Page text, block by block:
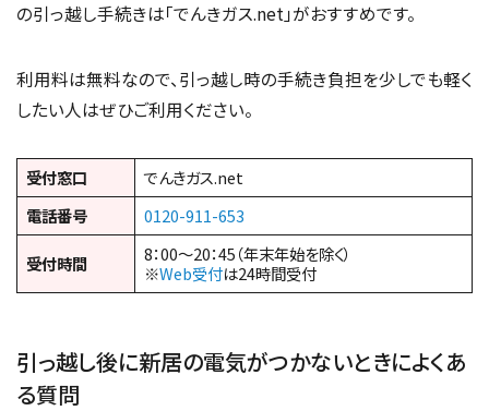
の引っ越し手続きは「でんきガス.net」がおすすめです。
利用料は無料なので、引っ越し時の手続き負担を少しでも軽く
したい人はぜひご利用ください。
受付窓口
でんきガス.net
電話番号
0120-911-653
受付時間
8：00～20：45（年末年始を除く）
※Web受付は24時間受付
引っ越し後に新居の電気がつかないときによくあ
る質問